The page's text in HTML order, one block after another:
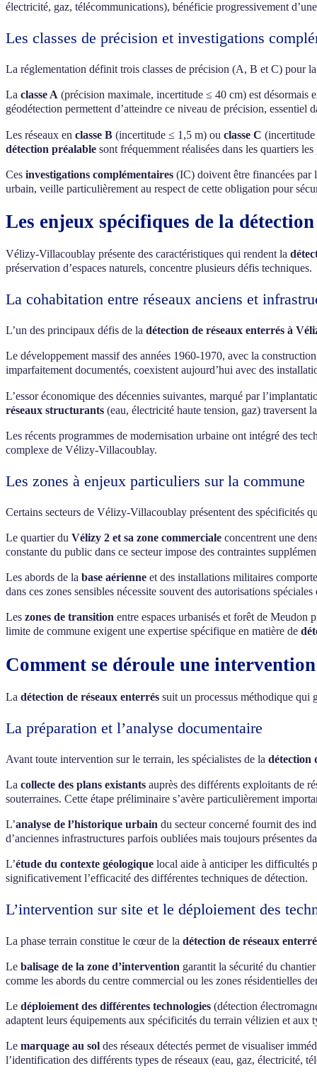
électricité, gaz, télécommunications), bénéficie progressivement
Les classes de précision et investigations
La réglementation définit trois classes de précision (A, B et C) pour
La classe A (précision maximale, incertitude ≤ 40 cm) est désormais
géodétection permettent d’atteindre ce niveau de précision, essentiel
Les réseaux en classe B (incertitude ≤ 1,5 m) ou classe C
détection préalable sont fréquemment réalisées dans les quartiers
Ces investigations complémentaires (IC) doivent être financées par
urbain, veille particulièrement au respect de cette obligation pour
Les enjeux spécifiques de la
Vélizy-Villacoublay présente des caractéristiques qui rendent la
préservation d’espaces naturels, concentre plusieurs défis techniques.
La cohabitation entre réseaux anciens et
L’un des principaux défis de la détection de réseaux enterrés à
Le développement massif des années 1960-1970, avec la
imparfaitement documentés, coexistent aujourd’hui avec des
L’essor économique des décennies suivantes, marqué par
réseaux structurants (eau, électricité haute tension, gaz) traversent
Les récents programmes de modernisation urbaine ont intégré des
complexe de Vélizy-Villacoublay.
Les zones à enjeux particuliers sur la commune
Certains secteurs de Vélizy-Villacoublay présentent des spécificités
Le quartier du Vélizy 2 et sa zone commerciale concentrent une
constante du public dans ce secteur impose des contraintes
Les abords de la base aérienne et des installations militaires
dans ces zones sensibles nécessite souvent des autorisations
Les zones de transition entre espaces urbanisés et forêt de Meudon
limite de commune exigent une expertise spécifique en matière de
Comment se déroule une
La détection de réseaux enterrés suit un processus méthodique qui
La préparation et l’analyse documentaire
Avant toute intervention sur le terrain, les spécialistes de la détection
La collecte des plans existants auprès des différents exploitants de
souterraines. Cette étape préliminaire s’avère particulièrement
L’analyse de l’historique urbain du secteur concerné fournit des
d’anciennes infrastructures parfois oubliées mais toujours présentes
L’étude du contexte géologique local aide à anticiper les difficultés
significativement l’efficacité des différentes techniques de détection.
L’intervention sur site et le déploiement des
La phase terrain constitue le cœur de la détection de réseaux
Le balisage de la zone d’intervention garantit la sécurité du
comme les abords du centre commercial ou les zones résidentielles
Le déploiement des différentes technologies (détection
adaptent leurs équipements aux spécificités du terrain vélizien et aux
Le marquage au sol des réseaux détectés permet de visualiser
l’identification des différents types de réseaux (eau, gaz, électricité,